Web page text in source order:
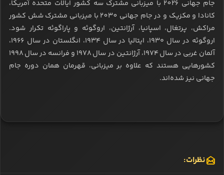
جام جهانی 2026 با میزبانی مشترک سه کشور ایالات متحده آمریکا،
کانادا و مکزیک و در جام جهانی 2030 با میزبانی مشترک شش کشور
مراکش، پرتغال، اسپانیا، آرژانتین، اروگوئه و پاراگوئه تکرار شود.
اروگوئه در سال ۱۹۳۰، ایتالیا در سال ۱۹۳۴، انگلستان در سال ۱۹۶۶،
آلمان غربی در سال ۱۹۷۴، آرژانتین در سال ۱۹۷۸ و فرانسه در سال ۱۹۹۸
کشورهایی هستند که علاوه بر میزبانی، قهرمان همان دوره جام
جهانی نیز شده‌اند.
نظرات: